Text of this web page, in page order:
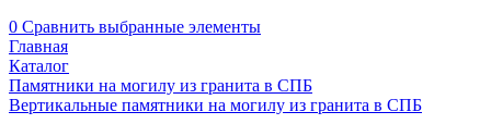
0 Сравнить выбранные элементы
Главная
Каталог
Памятники на могилу из гранита в СПБ
Вертикальные памятники на могилу из гранита в СПБ